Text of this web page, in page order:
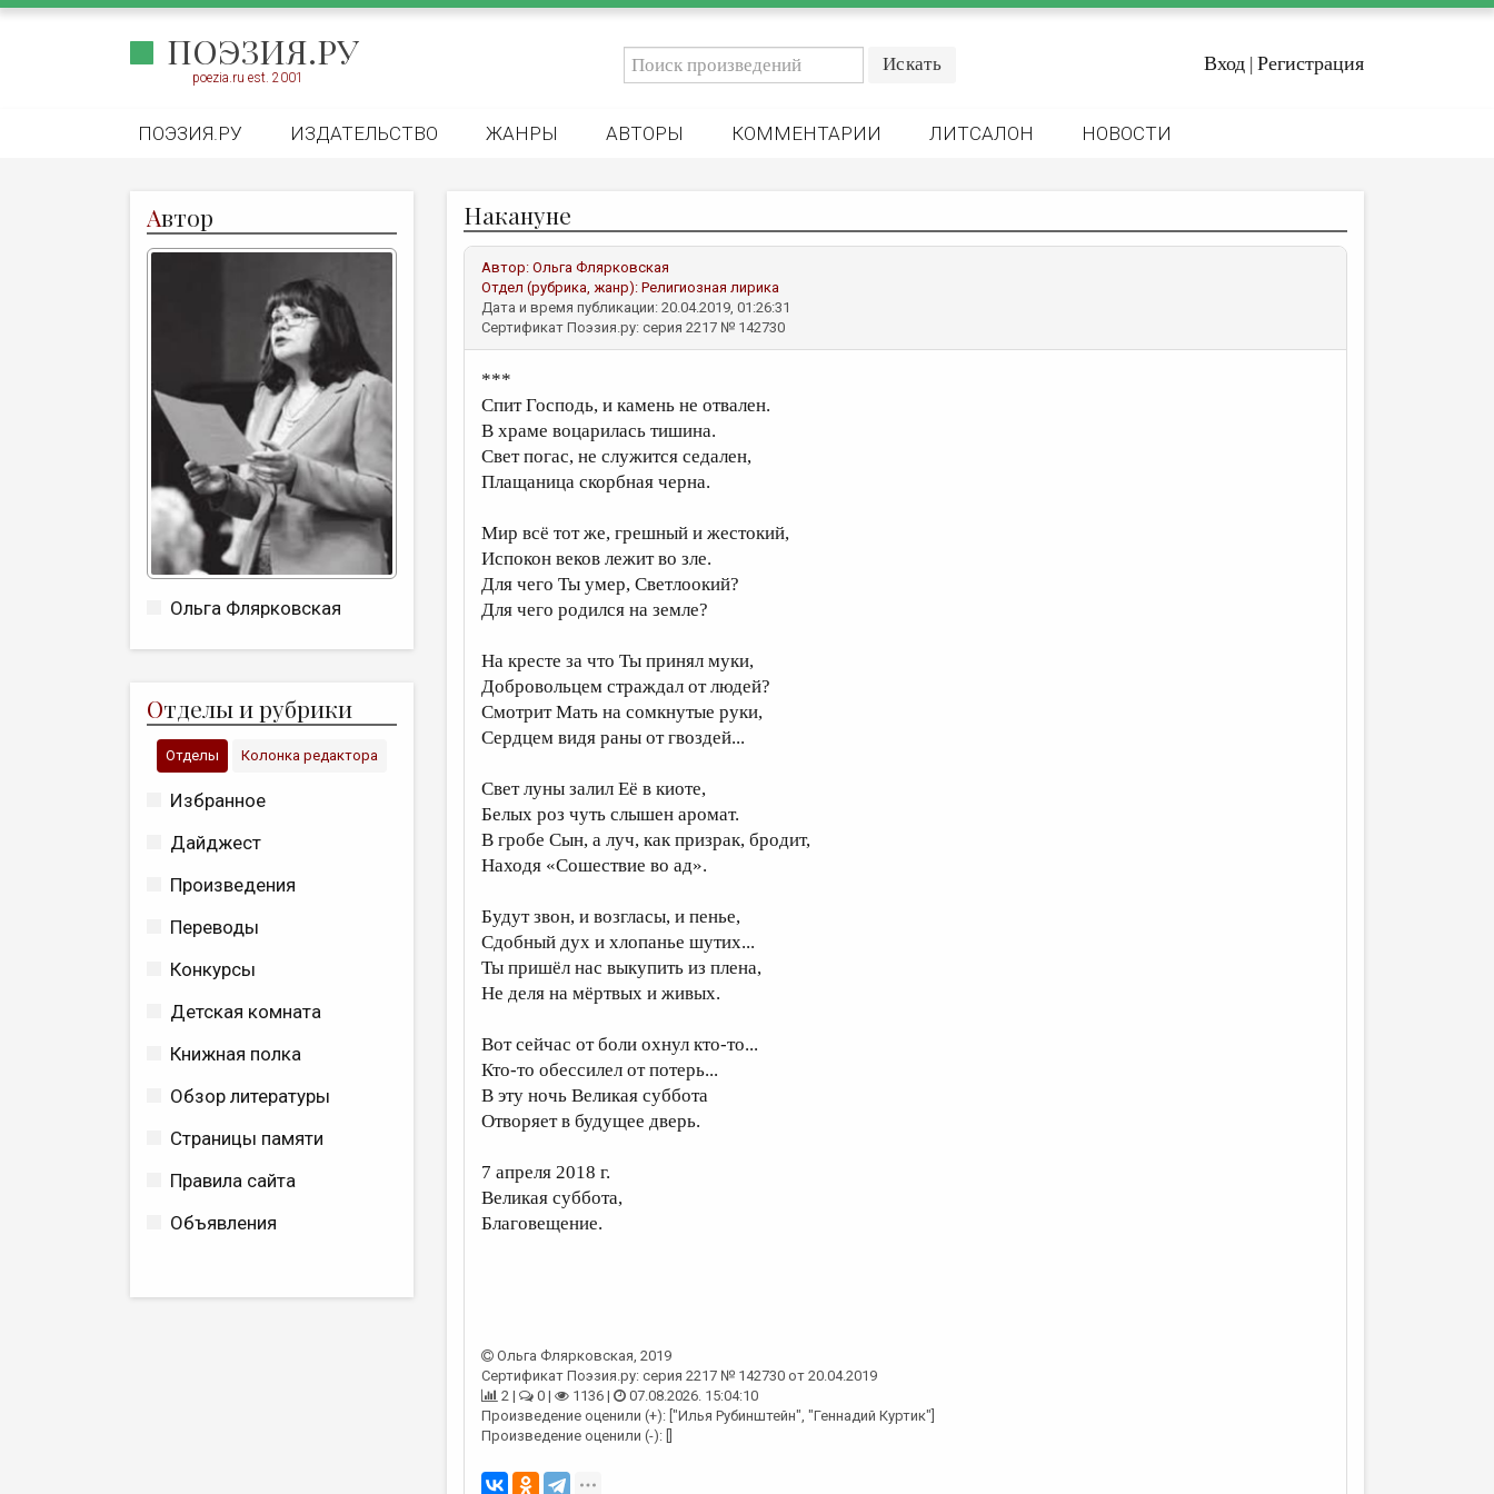
ПОЭЗИЯ.РУ
poezia.ru est. 2001
Вход | Регистрация
ПОЭЗИЯ.РУ ИЗДАТЕЛЬСТВО ЖАНРЫ АВТОРЫ КОММЕНТАРИИ ЛИТСАЛОН НОВОСТИ
Автор
Ольга Флярковская
Отделы и рубрики
Отделы Колонка редактора
Избранное
Дайджест
Произведения
Переводы
Конкурсы
Детская комната
Книжная полка
Обзор литературы
Страницы памяти
Правила сайта
Объявления
Накануне
Автор: Ольга Флярковская
Отдел (рубрика, жанр): Религиозная лирика
Дата и время публикации: 20.04.2019, 01:26:31
Сертификат Поэзия.ру: серия 2217 № 142730
***
Спит Господь, и камень не отвален.
В храме воцарилась тишина.
Свет погас, не служится седален,
Плащаница скорбная черна.
Мир всё тот же, грешный и жестокий,
Испокон веков лежит во зле.
Для чего Ты умер, Светлоокий?
Для чего родился на земле?
На кресте за что Ты принял муки,
Добровольцем страждал от людей?
Смотрит Мать на сомкнутые руки,
Сердцем видя раны от гвоздей...
Свет луны залил Её в киоте,
Белых роз чуть слышен аромат.
В гробе Сын, а луч, как призрак, бродит,
Находя «Сошествие во ад».
Будут звон, и возгласы, и пенье,
Сдобный дух и хлопанье шутих...
Ты пришёл нас выкупить из плена,
Не деля на мёртвых и живых.
Вот сейчас от боли охнул кто-то...
Кто-то обессилел от потерь...
В эту ночь Великая суббота
Отворяет в будущее дверь.
7 апреля 2018 г.
Великая суббота,
Благовещение.
Ольга Флярковская, 2019
Сертификат Поэзия.ру: серия 2217 № 142730 от 20.04.2019
2 |
0 | 1136 |
07.08.2026. 15:04:10
Произведение оценили (+): ["Илья Рубинштейн", "Геннадий Куртик"]
Произведение оценили (-): []